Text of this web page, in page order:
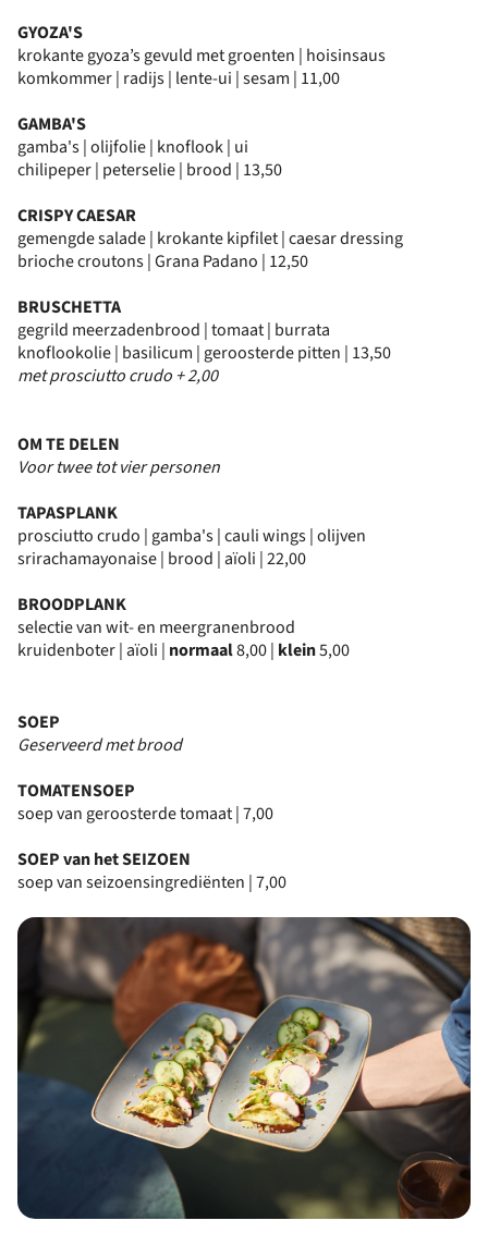
GYOZA'S
krokante gyoza’s gevuld met groenten | hoisinsaus
komkommer | radijs | lente-ui | sesam | 11,00
GAMBA'S
gamba's | olijfolie | knoflook | ui
chilipeper | peterselie | brood | 13,50
CRISPY CAESAR
gemengde salade | krokante kipfilet | caesar dressing
brioche croutons | Grana Padano | 12,50
BRUSCHETTA
gegrild meerzadenbrood | tomaat | burrata
knoflookolie | basilicum | geroosterde pitten | 13,50
met prosciutto crudo + 2,00
OM TE DELEN
Voor twee tot vier personen
TAPASPLANK
prosciutto crudo | gamba's | cauli wings | olijven
srirachamayonaise | brood | aïoli | 22,00
BROODPLANK
selectie van wit- en meergranenbrood
kruidenboter | aïoli | normaal8,00 | klein5,00
SOEP
Geserveerd met brood
TOMATENSOEP
soep van geroosterde tomaat | 7,00
SOEP van het SEIZOEN
soep van seizoensingrediënten | 7,00